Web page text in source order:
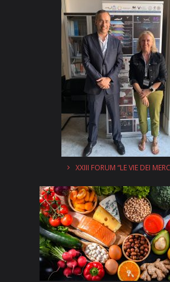
XXIII FORUM “LE VIE DEI